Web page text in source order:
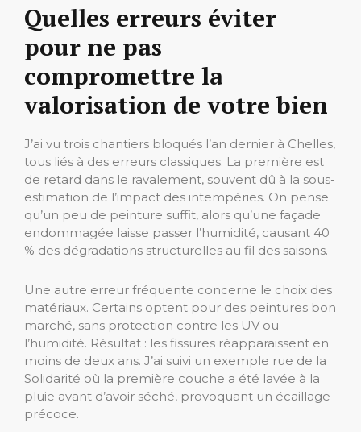
Quelles erreurs éviter
pour ne pas
compromettre la
valorisation de votre bien
J’ai vu trois chantiers bloqués l’an dernier à Chelles,
tous liés à des erreurs classiques. La première est
de retard dans le ravalement, souvent dû à la sous-
estimation de l’impact des intempéries. On pense
qu’un peu de peinture suffit, alors qu’une façade
endommagée laisse passer l’humidité, causant 40
% des dégradations structurelles au fil des saisons.
Une autre erreur fréquente concerne le choix des
matériaux. Certains optent pour des peintures bon
marché, sans protection contre les UV ou
l’humidité. Résultat : les fissures réapparaissent en
moins de deux ans. J’ai suivi un exemple rue de la
Solidarité où la première couche a été lavée à la
pluie avant d’avoir séché, provoquant un écaillage
précoce.